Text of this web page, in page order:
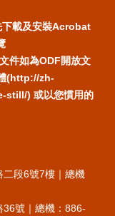
下載及安裝Acrobat
件如為ODF開放文
(http://zh-
) 或以您慣用的
二段6號7樓｜總機
36號｜總機：886-